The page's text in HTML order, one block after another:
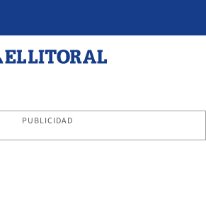
PUBLICIDAD